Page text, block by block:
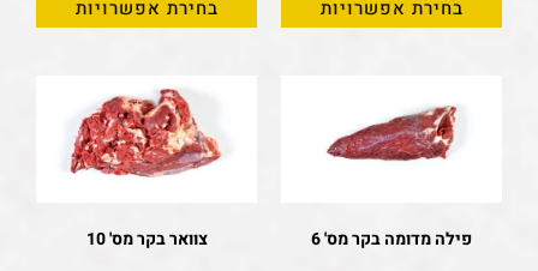
בחירת אפשרויות בחירת אפשרויות
פילה מדומה בקר מס' 6 צוואר בקר מס' 10